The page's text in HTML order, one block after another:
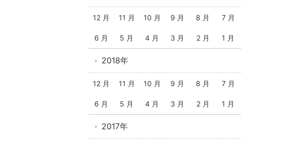
12 月 11 月 10 月 9 月 8 月 7 月
6 月 5 月 4 月 3 月 2 月 1 月
2018年
12 月 11 月 10 月 9 月 8 月 7 月
6 月 5 月 4 月 3 月 2 月 1 月
2017年